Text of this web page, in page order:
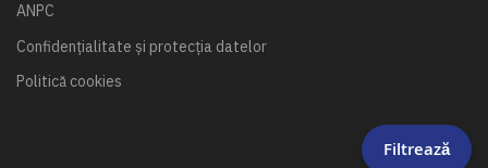
ANPC
Confidențialitate și protecția datelor
Politică cookies
Filtrează